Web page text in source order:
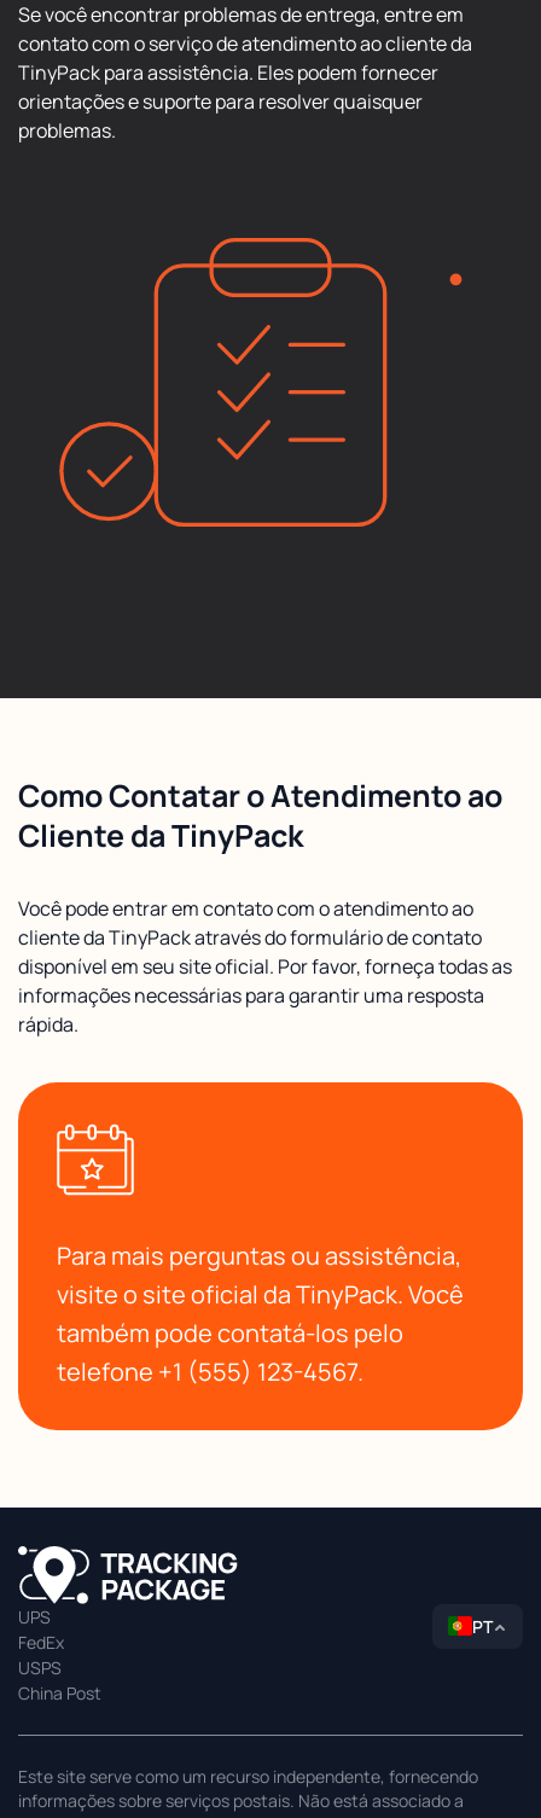
Se você encontrar problemas de entrega, entre em
contato com o serviço de atendimento ao cliente da
TinyPack para assistência. Eles podem fornecer
orientações e suporte para resolver quaisquer
problemas.
Como Contatar o Atendimento ao
Cliente da TinyPack
Você pode entrar em contato com o atendimento ao
cliente da TinyPack através do formulário de contato
disponível em seu site oficial. Por favor, forneça todas as
informações necessárias para garantir uma resposta
rápida.
Para mais perguntas ou assistência,
visite o site oficial da TinyPack. Você
também pode contatá-los pelo
telefone +1 (555) 123-4567.
UPS
FedEx
USPS
China Post
PT
Este site serve como um recurso independente, fornecendo
informações sobre serviços postais. Não está associado a